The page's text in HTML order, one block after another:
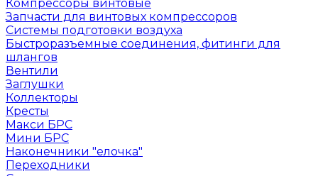
Компрессоры винтовые
Запчасти для винтовых компрессоров
Системы подготовки воздуха
Быстроразъемные соединения, фитинги для
шлангов
Вентили
Заглушки
Коллекторы
Кресты
Макси БРС
Мини БРС
Наконечники "елочка"
Переходники